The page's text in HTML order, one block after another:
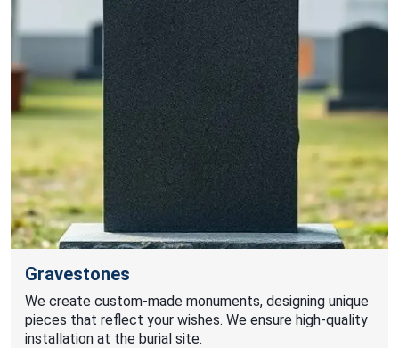
Gravestones
We create custom-made monuments, designing unique
pieces that reflect your wishes. We ensure high-quality
installation at the burial site.